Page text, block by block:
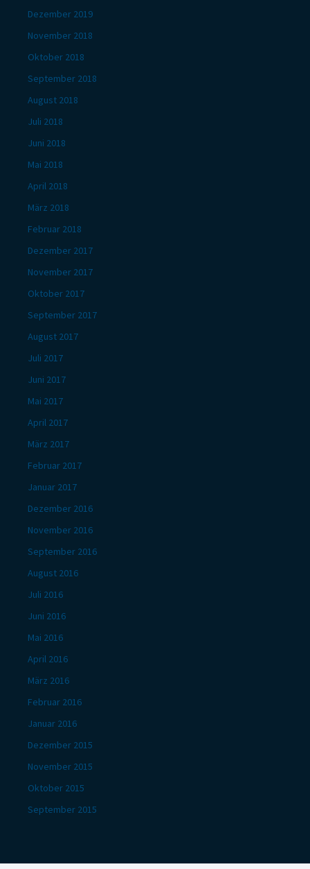
Dezember 2019
November 2018
Oktober 2018
September 2018
August 2018
Juli 2018
Juni 2018
Mai 2018
April 2018
März 2018
Februar 2018
Dezember 2017
November 2017
Oktober 2017
September 2017
August 2017
Juli 2017
Juni 2017
Mai 2017
April 2017
März 2017
Februar 2017
Januar 2017
Dezember 2016
November 2016
September 2016
August 2016
Juli 2016
Juni 2016
Mai 2016
April 2016
März 2016
Februar 2016
Januar 2016
Dezember 2015
November 2015
Oktober 2015
September 2015